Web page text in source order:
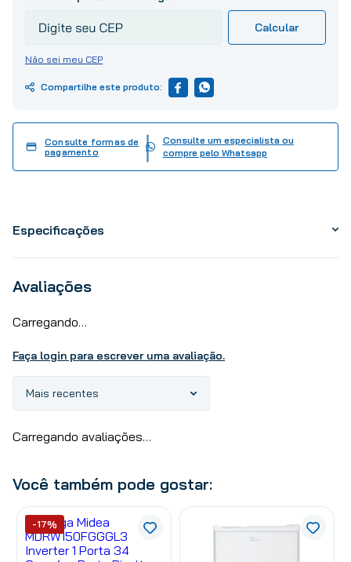
Não sei meu CEP
Consulte formas de
pagamento
Consulte um especialista ou
compre pelo Whatsapp
Especificações
Avaliações
Carregando…
Faça login para escrever uma avaliação.
Mais recentes
Carregando avaliações…
Você também pode gostar:
-17%